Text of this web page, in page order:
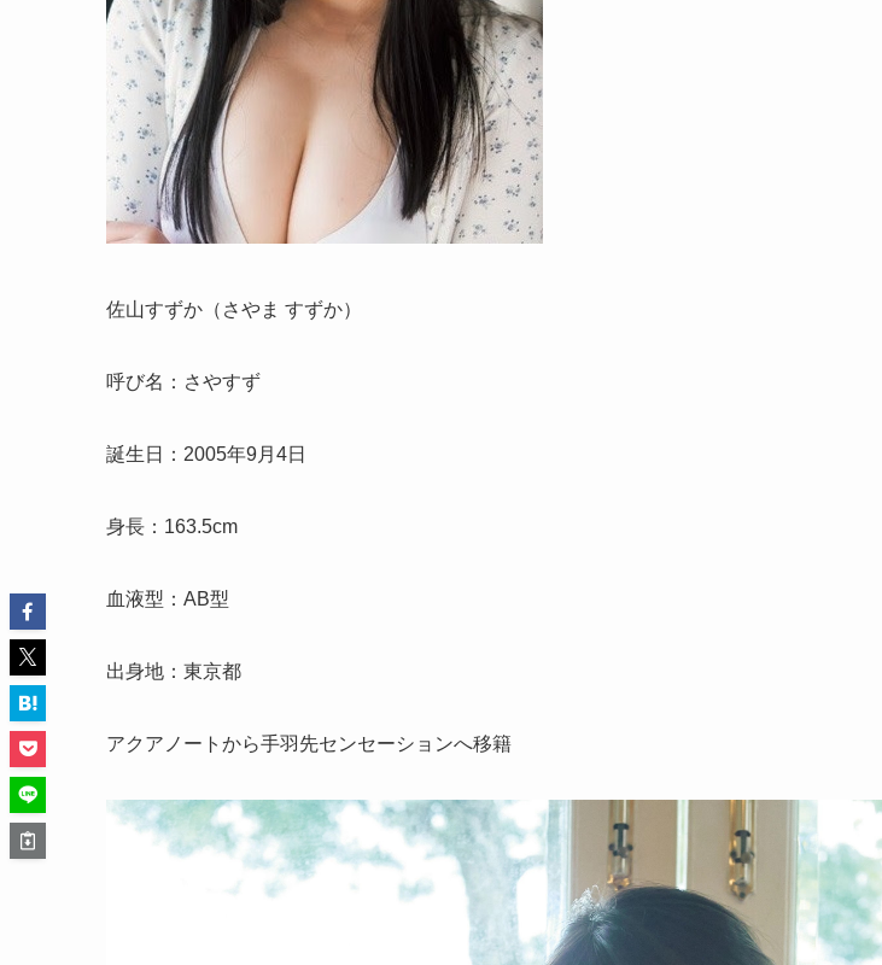
佐山すずか（さやま すずか）
呼び名：さやすず
誕生日：2005年9月4日
身長：163.5cm
血液型：AB型
出身地：東京都
アクアノートから手羽先センセーションへ移籍